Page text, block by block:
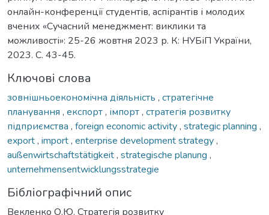
онлайн-конференції студентів, аспірантів і молодих
вчених «Сучасний менеджмент: виклики та
можливості»: 25-26 жовтня 2023 р. К: НУБіП України,
2023. С. 43-45.
Ключові слова
зовнішньоекономічна діяльність , стратегічне
планування , експорт, імпорт, стратегія розвитку
підприємства , foreign economic activity, strategic planning ,
export, import, enterprise development strategy,
außenwirtschaftstätigkeit, strategische planung ,
unternehmensentwicklungsstrategie
Бібліографічний опис
Векленко О.Ю. Стратегія розвитку